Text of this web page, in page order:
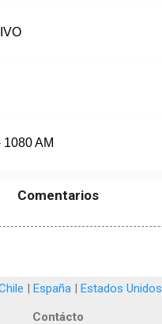
AM
Comentarios
| España | Estados Unidos
Contácto